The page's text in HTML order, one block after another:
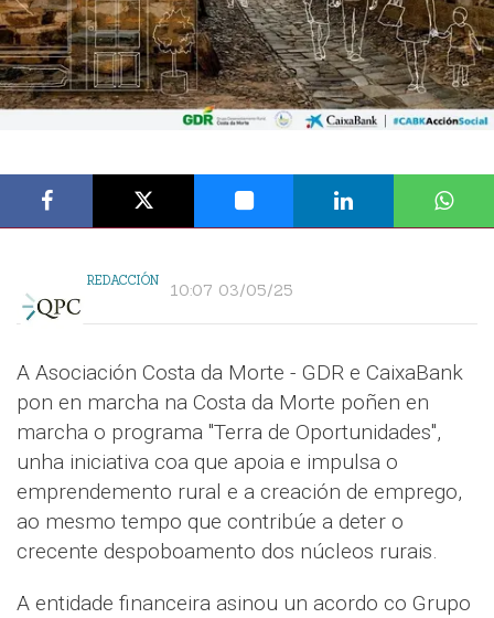
REDACCIÓN 10:07 03/05/25
A Asociación Costa da Morte - GDR e CaixaBank
pon en marcha na Costa da Morte poñen en
marcha o programa "Terra de Oportunidades",
unha iniciativa coa que apoia e impulsa o
emprendemento rural e a creación de emprego,
ao mesmo tempo que contribúe a deter o
crecente despoboamento dos núcleos rurais.
A entidade financeira asinou un acordo co Grupo